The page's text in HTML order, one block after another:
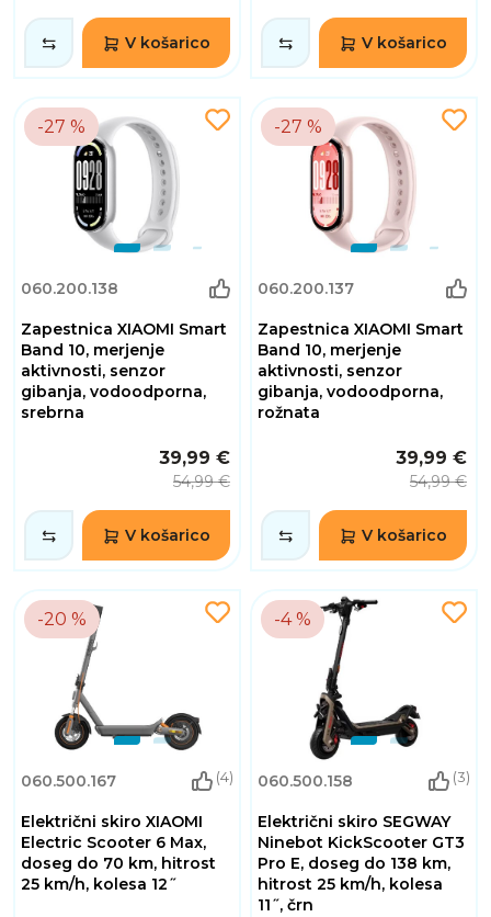
V košarico V košarico
-27 %
060.200.138
Zapestnica XIAOMI Smart
Band 10, merjenje
aktivnosti, senzor
gibanja, vodoodporna,
srebrna
39,99 €
54,99 €
V košarico
-27 %
060.200.137
Zapestnica XIAOMI Smart
Band 10, merjenje
aktivnosti, senzor
gibanja, vodoodporna,
rožnata
39,99 €
54,99 €
V košarico
-20 %
060.500.167 (4)
Električni skiro XIAOMI
Electric Scooter 6 Max,
doseg do 70 km, hitrost
25 km/h, kolesa 12˝
-4 %
060.500.158 (3)
Električni skiro SEGWAY
Ninebot KickScooter GT3
Pro E, doseg do 138 km,
hitrost 25 km/h, kolesa
11˝, črn